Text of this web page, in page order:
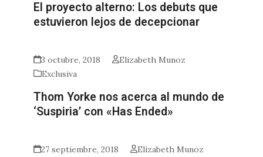
El proyecto alterno: Los debuts que
estuvieron lejos de decepcionar
3 octubre, 2018
Elizabeth Munoz
Exclusiva
Thom Yorke nos acerca al mundo de
‘Suspiria’ con «Has Ended»
27 septiembre, 2018
Elizabeth Munoz